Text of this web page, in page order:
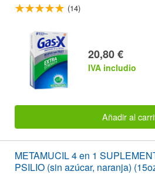
(14)
20,80 €
IVA includio
Añadir al
METAMUCIL 4 en 1
PSILIO (sin azúcar, naranja)